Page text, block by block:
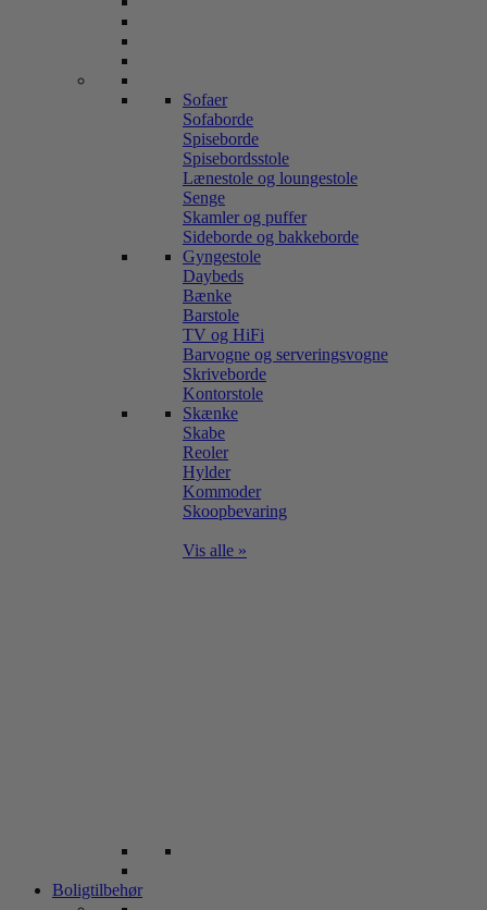
Sofaer
Sofaborde
Spiseborde
Spisebordsstole
Lænestole og loungestole
Senge
Skamler og puffer
Sideborde og bakkeborde
Gyngestole
Daybeds
Bænke
Barstole
TV og HiFi
Barvogne og serveringsvogne
Skriveborde
Kontorstole
Skænke
Skabe
Reoler
Hylder
Kommoder
Skoopbevaring
Vis alle »
Boligtilbehør